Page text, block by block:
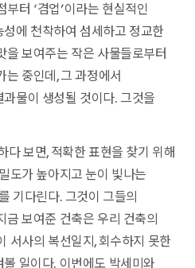
부터 ‘겸업’이라는 현실적인
에 천착하여 섬세하고 정교한
을 보여주는 작은 사물들로부터
중인데, 그 과정에서
물이 생성될 것이다. 그것을
다 보면, 적확한 표현을 찾기 위해
도가 높아지고 눈이 빛나는
기다린다. 그것이 그들의
금 보여준 건축은 우리 건축의
서사의 복선일지, 회수하지 못한
일이다. 이번에도 박세미와